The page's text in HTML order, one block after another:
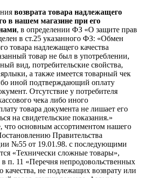
возврата товара надлежащего
в нашем магазине при его
, в определении ФЗ «О защите прав
в ст.25 указанного ФЗ: «Обмен
товара надлежащего качества
товар не был в употреблении,
вид, потребительские свойства,
а также имеется товарный чек
иной подтверждающий оплату
Отсутствие у потребителя
чека либо иного
товара документа не лишает его
на свидетельские показания.»
основным ассортиментом нашего
Правительства
№55 от 19.01.98. с последующими
«Технически сложные товары»,
п. 11 «Перечня непродовольственных
качества, не подлежащих возврату или